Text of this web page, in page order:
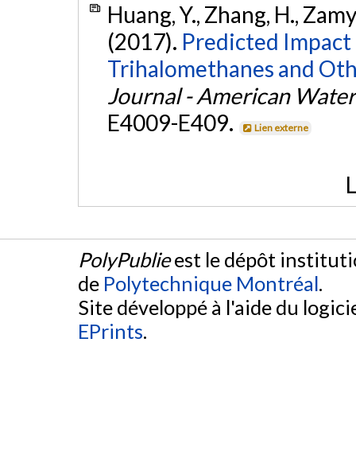
Huang, Y., Zhang, H.,
(2017). Predicted
Trihalomethanes and
Journal - American
E4009-E409.
Lien externe
PolyPublieest le dépôt
de Polytechnique Montréal.
Site développé à l'aide du
EPrints.